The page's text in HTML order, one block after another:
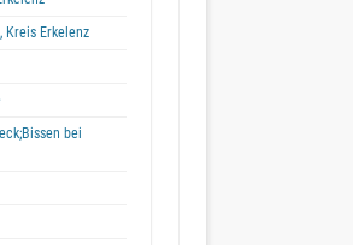
Kreis Erkelenz
bei